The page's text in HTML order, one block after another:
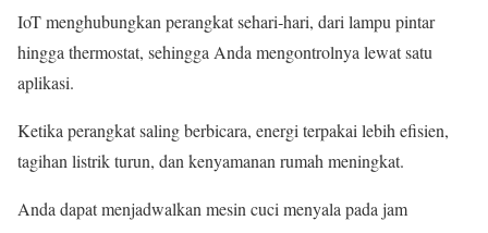
IoT menghubungkan perangkat sehari‑hari, dari lampu pintar
hingga thermostat, sehingga Anda mengontrolnya lewat satu
aplikasi.
Ketika perangkat saling berbicara, energi terpakai lebih efisien,
tagihan listrik turun, dan kenyamanan rumah meningkat.
Anda dapat menjadwalkan mesin cuci menyala pada jam